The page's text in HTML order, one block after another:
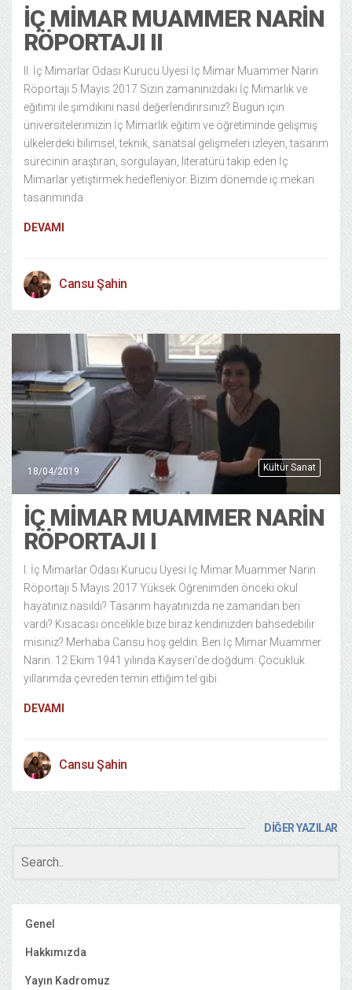
İÇ MIMAR MUAMMER NARIN
RÖPORTAJI II
II. İç Mimarlar Odası Kurucu Üyesi İç Mimar Muammer Narin
Röportajı 5 Mayıs 2017 Sizin zamanınızdaki İç Mimarlık ve
eğitimi ile şimdikini nasıl değerlendirirsiniz? Bugün için
üniversitelerimizin İç Mimarlık eğitim ve öğretiminde gelişmiş
ülkelerdeki bilimsel, teknik, sanatsal gelişmeleri izleyen, tasarım
sürecinin araştıran, sorgulayan, literatürü takip eden İç
Mimarlar yetiştirmek hedefleniyor. Bizim dönemde iç mekan
tasarımında
DEVAMI
Cansu Şahin
Kültür Sanat
18/04/2019
İÇ MIMAR MUAMMER NARIN
RÖPORTAJI I
I. İç Mimarlar Odası Kurucu Üyesi İç Mimar Muammer Narin
Röportajı 5 Mayıs 2017 Yüksek Öğrenimden önceki okul
hayatınız nasıldı? Tasarım hayatınızda ne zamandan beri
vardı? Kısacası öncelikle bize biraz kendinizden bahsedebilir
misiniz? Merhaba Cansu hoş geldin. Ben İç Mimar Muammer
Narin. 12 Ekim 1941 yılında Kayseri’de doğdum. Çocukluk
yıllarımda çevreden temin ettiğim tel gibi
DEVAMI
Cansu Şahin
DİĞER YAZILAR
Genel
Hakkımızda
Yayın Kadromuz